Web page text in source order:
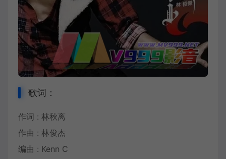
歌词：
作词 : 林秋离
作曲 : 林俊杰
编曲 : Kenn C